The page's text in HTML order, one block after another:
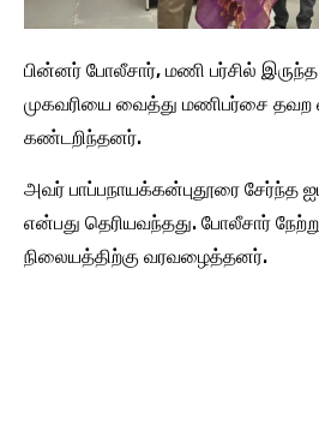
பின்னர் போலீசார், மணி பர்சில்
முகவரியை வைத்து மணிபர்சை தவற
கண்டறிந்தனர்.
அவர் பாப்பநாயக்கன்புதூரை சேர்ந்த
என்பது தெரியவந்தது. போலீசார்
நிலையத்திற்கு வரவழைத்தனர்.